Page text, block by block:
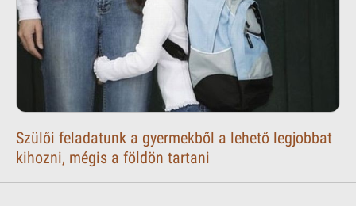
Szülői feladatunk a gyermekből a lehető legjobbat
kihozni, mégis a földön tartani